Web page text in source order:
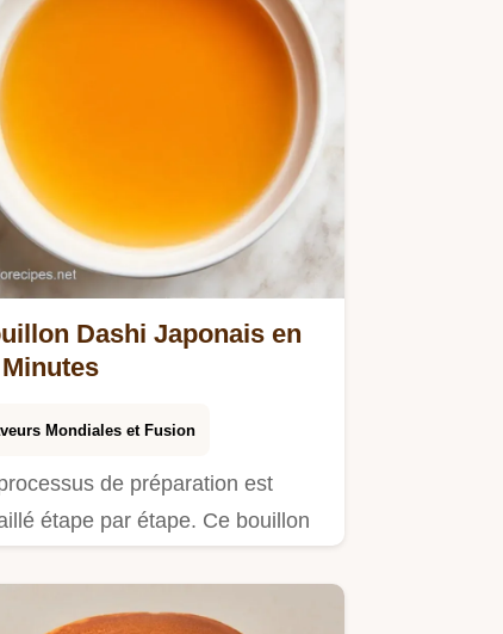
Dashi Japonais en
Mondiales et Fusion
de préparation est
étape par étape. Ce bouillon